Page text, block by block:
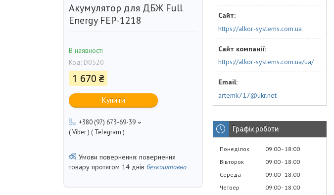
Акумулятор для ДБЖ Full
Energy FEP-1218
В наявності
Код: D0520
1 670 ₴
Купити
+380 (97) 673-69-39
( Viber ) ( Telegram )
повернення
товару протягом 14 днів безкоштовно
https://alkor-systems.com.ua
https://alkor-systems.com.ua/ua/
artemk717@ukr.net
Графік роботи
Понеділок 09:00 18:00
Вівторок
09:00 18:00
Середа
09:00 18:00
Четвер
09:00 18:00